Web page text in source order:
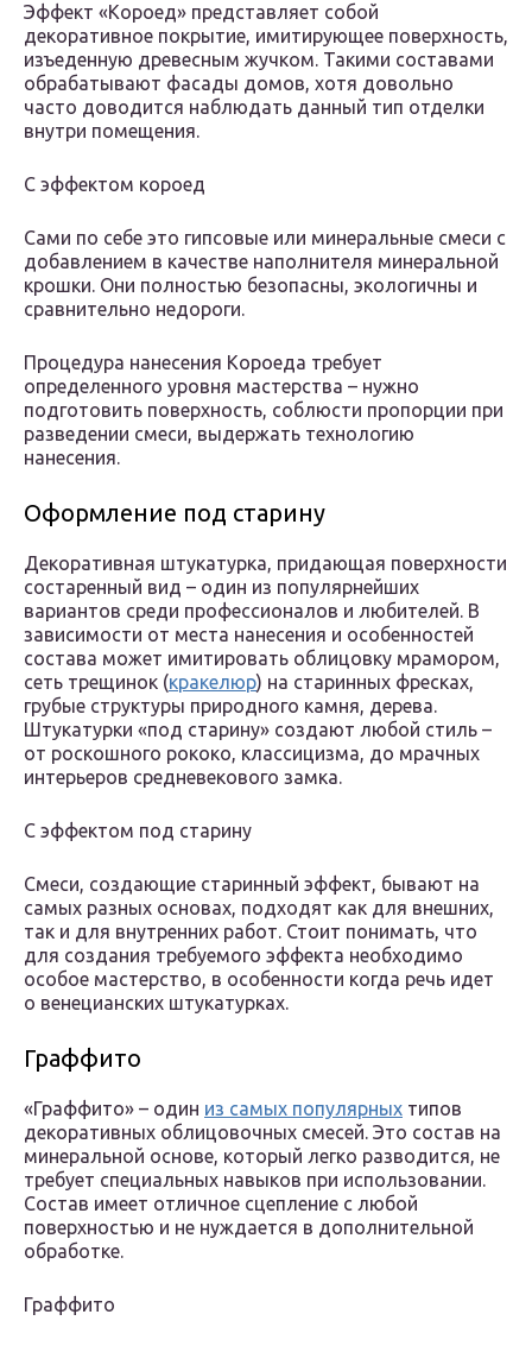
Эффект «Короед» представляет собой
декоративное покрытие, имитирующее поверхность,
изъеденную древесным жучком. Такими составами
обрабатывают фасады домов, хотя довольно
часто доводится наблюдать данный тип отделки
внутри помещения.
С эффектом короед
Сами по себе это гипсовые или минеральные смеси с
добавлением в качестве наполнителя минеральной
крошки. Они полностью безопасны, экологичны и
сравнительно недороги.
Процедура нанесения Короеда требует
определенного уровня мастерства – нужно
подготовить поверхность, соблюсти пропорции при
разведении смеси, выдержать технологию
нанесения.
Оформление под старину
Декоративная штукатурка, придающая поверхности
состаренный вид – один из популярнейших
вариантов среди профессионалов и любителей. В
зависимости от места нанесения и особенностей
состава может имитировать облицовку мрамором,
сеть трещинок (кракелюр) на старинных фресках,
грубые структуры природного камня, дерева.
Штукатурки «под старину» создают любой стиль –
от роскошного рококо, классицизма, до мрачных
интерьеров средневекового замка.
С эффектом под старину
Смеси, создающие старинный эффект, бывают на
самых разных основах, подходят как для внешних,
так и для внутренних работ. Стоит понимать, что
для создания требуемого эффекта необходимо
особое мастерство, в особенности когда речь идет
о венецианских штукатурках.
Граффито
«Граффито» – один из самых популярных типов
декоративных облицовочных смесей. Это состав на
минеральной основе, который легко разводится, не
требует специальных навыков при использовании.
Состав имеет отличное сцепление с любой
поверхностью и не нуждается в дополнительной
обработке.
Граффито